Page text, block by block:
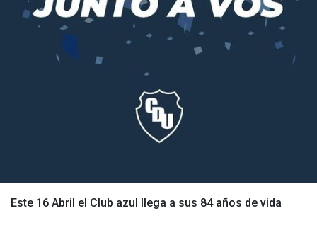
Este 16 Abril el Club azul llega a sus 84 años de vida